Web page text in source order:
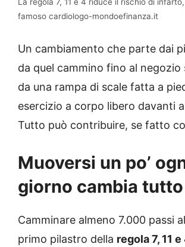
famoso cardiologo-mondoefinanza.it
Un cambiamento che parte dai
da quel cammino fino al negozio
da una rampa di scale fatta a
esercizio a corpo libero davanti
Tutto può contribuire, se fatto
Muoversi un po’
giorno cambia tutto
Camminare almeno 7.000 passi
primo pilastro della regola 7, 11 e